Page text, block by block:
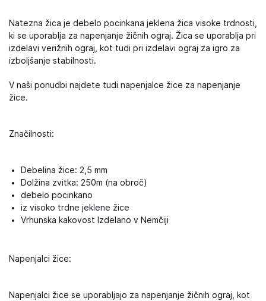
Natezna žica je debelo pocinkana jeklena žica visoke trdnosti,
ki se uporablja za napenjanje žičnih ograj. Žica se uporablja pri
izdelavi verižnih ograj, kot tudi pri izdelavi ograj za igro za
izboljšanje stabilnosti.
V naši ponudbi najdete tudi napenjalce žice za napenjanje
žice.
Značilnosti:
Debelina žice: 2,5 mm
Dolžina zvitka: 250m (na obroč)
debelo pocinkano
iz visoko trdne jeklene žice
Vrhunska kakovost Izdelano v Nemčiji
Napenjalci žice:
Napenjalci žice se uporabljajo za napenjanje žičnih ograj, kot